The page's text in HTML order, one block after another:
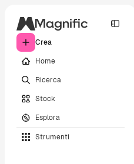
Crea
Home
Ricerca
Stock
Esplora
Strumenti